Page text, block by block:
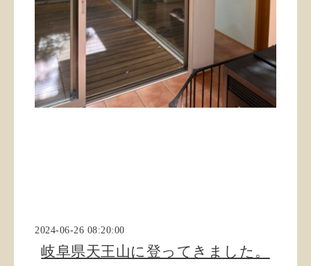
2024-06-26 08:20:00
岐阜県天王山に登ってきました。